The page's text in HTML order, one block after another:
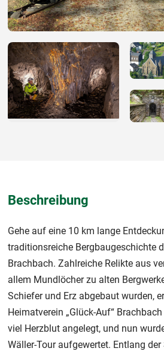
Beschreibung
Gehe auf eine 10 km lange
traditionsreiche Bergbaugeschichte
Brachbach. Zahlreiche Relikte aus
allem Mundlöcher zu alten
Schiefer und Erz abgebaut wurden,
Heimatverein „Glück-Auf“
viel Herzblut angelegt, und nun
Wäller-Tour aufgewertet. Entlang der